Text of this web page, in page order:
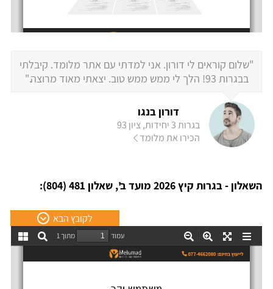
"שלום קוראים לי דורון. אני למדתי עם אתר מלומד. קיבלתי
בבגרות 93! הלך לי ממש ממש טוב. יצאתי מאוד מרוצה."
דורון בנגו
בגרות 3 יחידות, ציון 93
הכירו את מלומד
השאלון - בגרות קיץ 2026 מועד ב', שאלון 481 (804):
לקובץ הבא